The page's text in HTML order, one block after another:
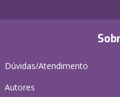
Dúvidas/Atendimento
Autores